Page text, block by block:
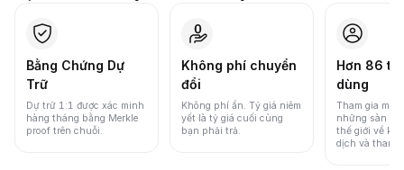
Bằng Chứng Dự
Trữ
Dự trữ 1:1 được xác minh
hàng tháng bằng Merkle
proof trên chuỗi.
Không phí chuyển
đổi
Không phí ẩn. Tỷ giá niêm
yết là tỷ giá cuối cùng
bạn phải trả.
Hơn 86
dùng
Tham gia một
những sàn
thế giới về
dịch và thanh